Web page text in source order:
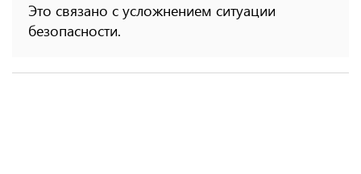
Это связано с усложнением ситуации
безопасности.